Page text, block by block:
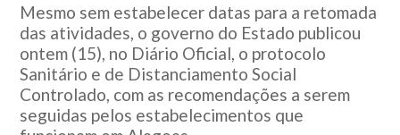
Mesmo sem estabelecer datas para a retomada
das atividades, o governo do Estado publicou
ontem (15), no Diário Oficial, o protocolo
Sanitário e de Distanciamento Social
Controlado, com as recomendações a serem
seguidas pelos estabelecimentos que